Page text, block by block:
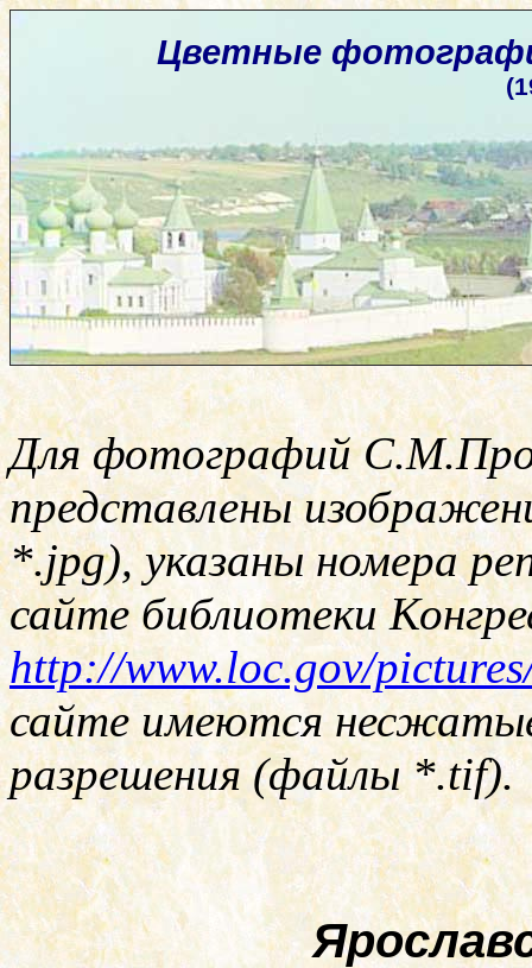
Цветные
Для фотографий
представлены
*.jpg), указаны номера
сайте библиотеки
http://www.loc.gov/
сайте имеются
разрешения (файлы*.tif).